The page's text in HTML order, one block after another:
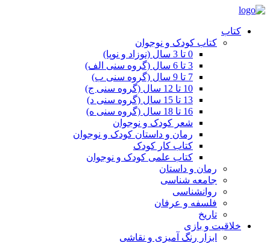
کتاب
کتاب کودک و نوجوان
0 تا 3 سال (نوزاد و نوپا)
3 تا 6 سال (گروه سنی الف)
7 تا 9 سال (گروه سنی ب)
10 تا 12 سال (گروه سنی ج)
13 تا 15 سال (گروه سنی د)
16 تا 18 سال (گروه سنی ه)
شعر کودک و نوجوان
رمان و داستان کودک و نوجوان
کتاب کار کودک
کتاب علمی کودک و نوجوان
رمان و داستان
جامعه شناسی
روانشناسی
فلسفه و عرفان
تاریخ
خلاقیت و بازی
ابزار رنگ آمیزی و نقاشی